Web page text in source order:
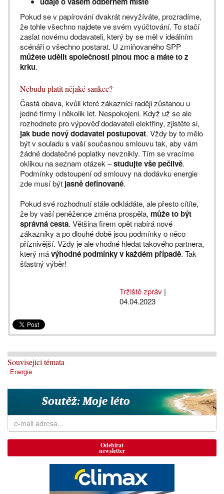
Pokud se v papírování dvakrát nevyžíváte, prozradíme,
že tohle všechno najdete ve svém vyúčtování. To stačí
zaslat novému dodavateli, který by se měl v ideálním
scénáři o všechno postarat. U zmiňovaného SPP
můžete udělit společnosti plnou moc a máte to z
krku.
Nebudu platit nějaké sankce?
Častá obava, kvůli které zákazníci raději zůstanou u
jedné firmy i několik let. Nespokojeni. Když už se ale
rozhodnete pro výpověď dodavateli elektřiny, zjistěte si,
jak bude nový dodavatel postupovat. Vždy by to mělo
být v souladu s vaší současnou smlouvu tak, aby vám
žádné dodatečné poplatky nevznikly. Tím se vracíme
oklikou na seznam otázek –studujte vše pečlivě.
Podmínky odstoupení od smlouvy na dodávku energie
zde musí být jasně definované.
Pokud své rozhodnutí stále odkládáte, ale přesto cítíte,
že by vaší peněžence změna prospěla, může to být
správná cesta. Většina firem opět nabírá nové
zákazníky a po dlouhé době jsou podmínky o něco
příznivější. Vždy je ale vhodné hledat takového partnera,
který mávýhodné podmínky v každém případě. Tak
šťastný výběr!
Tržiště zpráv |
04.04.2023
Související témata
Energie
Odebírat
newsletter